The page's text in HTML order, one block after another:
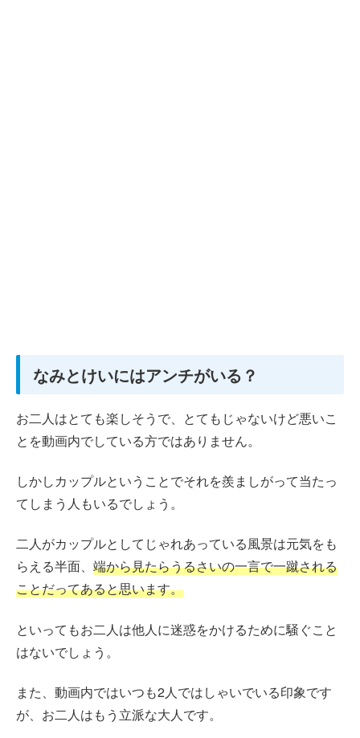
なみとけいにはアンチがいる？
お二人はとても楽しそうで、とてもじゃないけど悪いこ
とを動画内でしている方ではありません。
しかしカップルということでそれを羨ましがって当たっ
てしまう人もいるでしょう。
二人がカップルとしてじゃれあっている風景は元気をも
らえる半面、 端から見たらうるさいの一言で一蹴される
ことだってあると思います。
といってもお二人は他人に迷惑をかけるために騒ぐこと
はないでしょう。
また、動画内ではいつも2人ではしゃいでいる印象です
が、お二人はもう立派な大人です。